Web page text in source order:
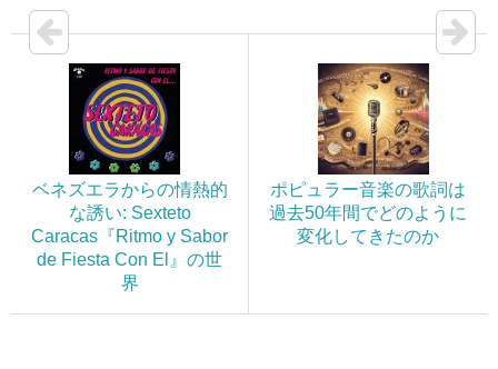
ベネズエラからの情熱的
な誘い: Sexteto
Caracas『Ritmo y Sabor
de Fiesta Con El』の世
界
ポピュラー音楽の歌詞は
過去50年間でどのように
変化してきたのか